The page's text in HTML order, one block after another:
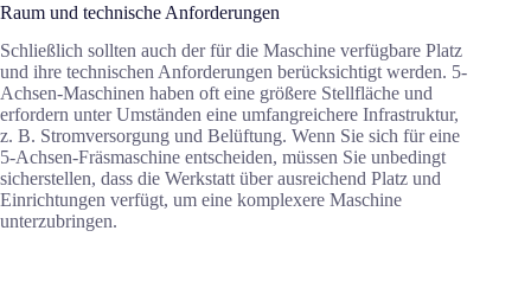
Raum und technische Anforderungen
Schließlich sollten auch der für die Maschine verfügbare Platz
und ihre technischen Anforderungen berücksichtigt werden. 5-
Achsen-Maschinen haben oft eine größere Stellfläche und
erfordern unter Umständen eine umfangreichere Infrastruktur,
z. B. Stromversorgung und Belüftung. Wenn Sie sich für eine
5-Achsen-Fräsmaschine entscheiden, müssen Sie unbedingt
sicherstellen, dass die Werkstatt über ausreichend Platz und
Einrichtungen verfügt, um eine komplexere Maschine
unterzubringen.